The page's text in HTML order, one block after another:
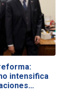
intensifica